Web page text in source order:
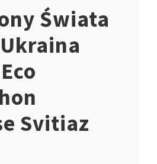
Świata
Svitiaz